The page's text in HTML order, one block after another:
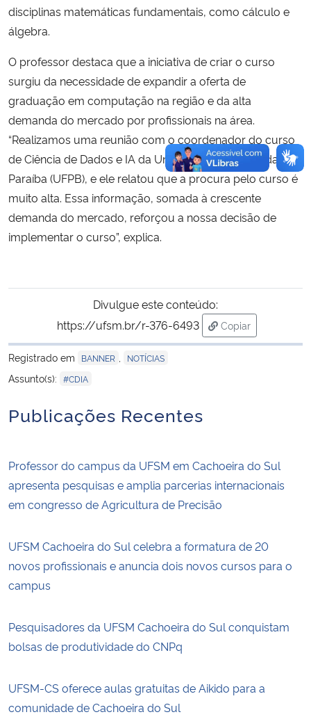
disciplinas matemáticas fundamentais, como cálculo e
álgebra.
O professor destaca que a iniciativa de criar o curso
surgiu da necessidade de expandir a oferta de
graduação em computação na região e da alta
demanda do mercado por profissionais na área.
“Realizamos uma reunião com o coordenador do curso
de Ciência de Dados e IA da Universidade Federal da
Paraíba (UFPB), e ele relatou que a procura pelo curso é
muito alta. Essa informação, somada à crescente
demanda do mercado, reforçou a nossa decisão de
implementar o curso”, explica.
Divulgue este conteúdo:
https://ufsm.br/r-376-6493
Copiar
para área de
Registrado em
BANNER NOTÍCIAS
Assunto(s): #CDIA
Publicações Recentes
Professor do campus da UFSM em Cachoeira do Sul
apresenta pesquisas e amplia parcerias internacionais
em congresso de Agricultura de Precisão
UFSM Cachoeira do Sul celebra a formatura de 20
novos profissionais e anuncia dois novos cursos para o
campus
Pesquisadores da UFSM Cachoeira do Sul conquistam
bolsas de produtividade do CNPq
UFSM-CS oferece aulas gratuitas de Aikido para a
comunidade de Cachoeira do Sul